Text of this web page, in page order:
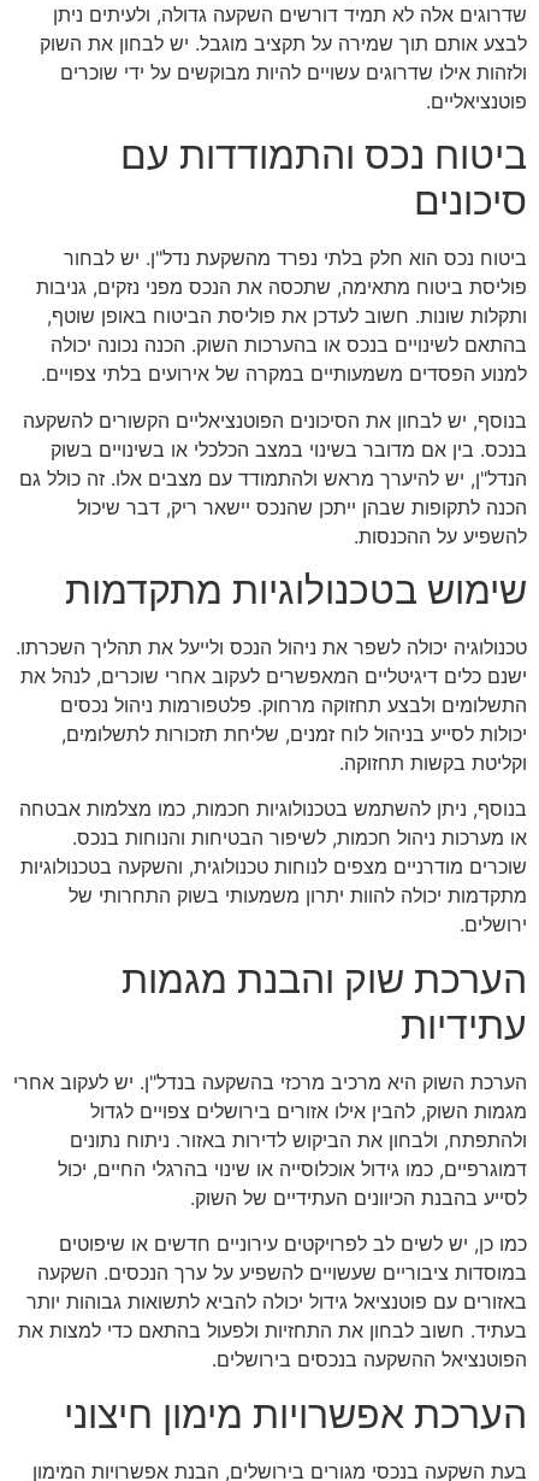
שדרוגים אלה לא תמיד דורשים השקעה גדולה, ולעיתים ניתן
לבצע אותם תוך שמירה על תקציב מוגבל. יש לבחון את השוק
ולזהות אילו שדרוגים עשויים להיות מבוקשים על ידי שוכרים
פוטנציאליים.
ביטוח נכס והתמודדות עם
סיכונים
ביטוח נכס הוא חלק בלתי נפרד מהשקעת נדל"ן. יש לבחור
פוליסת ביטוח מתאימה, שתכסה את הנכס מפני נזקים, גניבות
ותקלות שונות. חשוב לעדכן את פוליסת הביטוח באופן שוטף,
בהתאם לשינויים בנכס או בהערכות השוק. הכנה נכונה יכולה
למנוע הפסדים משמעותיים במקרה של אירועים בלתי צפויים.
בנוסף, יש לבחון את הסיכונים הפוטנציאליים הקשורים להשקעה
בנכס. בין אם מדובר בשינוי במצב הכלכלי או בשינויים בשוק
הנדל"ן, יש להיערך מראש ולהתמודד עם מצבים אלו. זה כולל גם
הכנה לתקופות שבהן ייתכן שהנכס יישאר ריק, דבר שיכול
להשפיע על ההכנסות.
שימוש בטכנולוגיות מתקדמות
טכנולוגיה יכולה לשפר את ניהול הנכס ולייעל את תהליך השכרתו.
ישנם כלים דיגיטליים המאפשרים לעקוב אחרי שוכרים, לנהל את
התשלומים ולבצע תחזוקה מרחוק. פלטפורמות ניהול נכסים
יכולות לסייע בניהול לוח זמנים, שליחת תזכורות לתשלומים,
וקליטת בקשות תחזוקה.
בנוסף, ניתן להשתמש בטכנולוגיות חכמות, כמו מצלמות אבטחה
או מערכות ניהול חכמות, לשיפור הבטיחות והנוחות בנכס.
שוכרים מודרניים מצפים לנוחות טכנולוגית, והשקעה בטכנולוגיות
מתקדמות יכולה להוות יתרון משמעותי בשוק התחרותי של
ירושלים.
הערכת שוק והבנת מגמות
עתידיות
הערכת השוק היא מרכיב מרכזי בהשקעה בנדל"ן. יש לעקוב אחרי
מגמות השוק, להבין אילו אזורים בירושלים צפויים לגדול
ולהתפתח, ולבחון את הביקוש לדירות באזור. ניתוח נתונים
דמוגרפיים, כמו גידול אוכלוסייה או שינוי בהרגלי החיים, יכול
לסייע בהבנת הכיוונים העתידיים של השוק.
כמו כן, יש לשים לב לפרויקטים עירוניים חדשים או שיפוטים
במוסדות ציבוריים שעשויים להשפיע על ערך הנכסים. השקעה
באזורים עם פוטנציאל גידול יכולה להביא לתשואות גבוהות יותר
בעתיד. חשוב לבחון את התחזיות ולפעול בהתאם כדי למצות את
הפוטנציאל ההשקעה בנכסים בירושלים.
הערכת אפשרויות מימון חיצוני
בעת השקעה בנכסי מגורים בירושלים, הבנת אפשרויות המימון